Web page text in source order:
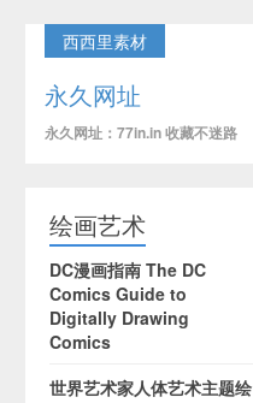
西西里素材
永久网址
永久网址：77in.in 收藏不迷路
绘画艺术
DC漫画指南 The DC
Comics Guide to
Digitally Drawing
Comics
世界艺术家人体艺术主题绘